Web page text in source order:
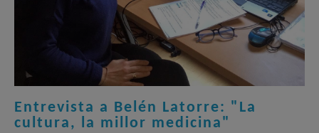
Entrevista a Belén Latorre: "La
cultura, la millor medicina"